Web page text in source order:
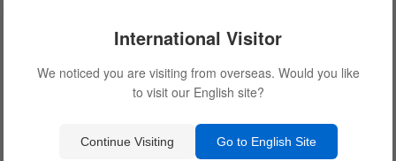
压光：可使滤料表面光滑、平整、厚度均匀；易
清灰，减小孔径大小，粉尘不易进入滤料深层，提高
2、热定型
International Visitor
We noticed you are visiting from overseas. Would you like
to visit our English site?
Continue Visiting Go to English Site